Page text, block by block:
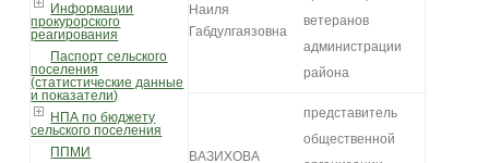
Информации
прокурорского
реагирования
Паспорт сельского
поселения
(статистические данные
и показатели)
НПА по бюджету
сельского поселения
ППМИ
Наиля
Габдулгаязовна
ветеранов
администрации
района
ВАЗИХОВА
представитель
общественной